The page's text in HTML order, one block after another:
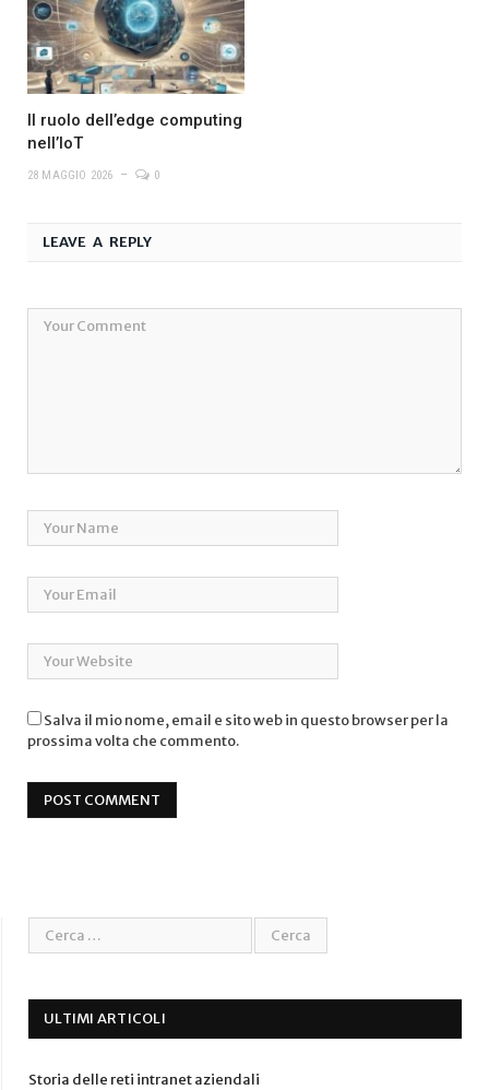
Il ruolo dell’edge computing
nell’IoT
28 MAGGIO 2026 0
LEAVE A REPLY
Salva il mio nome, email e sito web in questo browser per la
prossima volta che commento.
ULTIMI ARTICOLI
Storia delle reti intranet aziendali